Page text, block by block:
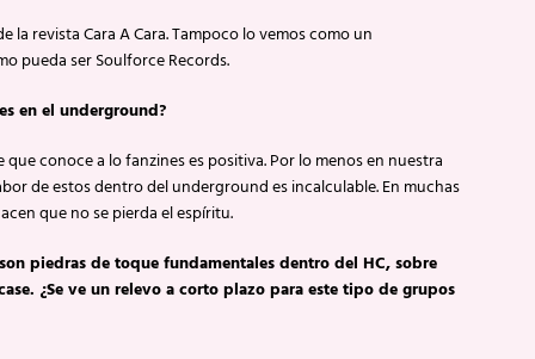
revista Cara A Cara. Tampoco lo vemos como un
pueda ser Soulforce Records.
en el underground?
conoce a lo fanzines es positiva. Por lo menos en nuestra
de estos dentro del underground es incalculable. En muchas
que no se pierda el espíritu.
piedras de toque fundamentales dentro del HC, sobre
¿Se ve un relevo a corto plazo para este tipo de grupos